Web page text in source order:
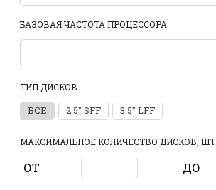
БАЗОВАЯ ЧАСТОТА ПРОЦЕССОРА
ТИП ДИСКОВ
ВСЕ 2.5" SFF 3.5" LFF
МАКСИМАЛЬНОЕ КОЛИЧЕСТВО ДИСКОВ, ШТ.
ОТ ДО